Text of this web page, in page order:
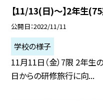
【11/13(日)〜】2年生
公開日 2022/11/11
学校の様子
11月11日（金）7限 2年生
日からの研修旅行に向...